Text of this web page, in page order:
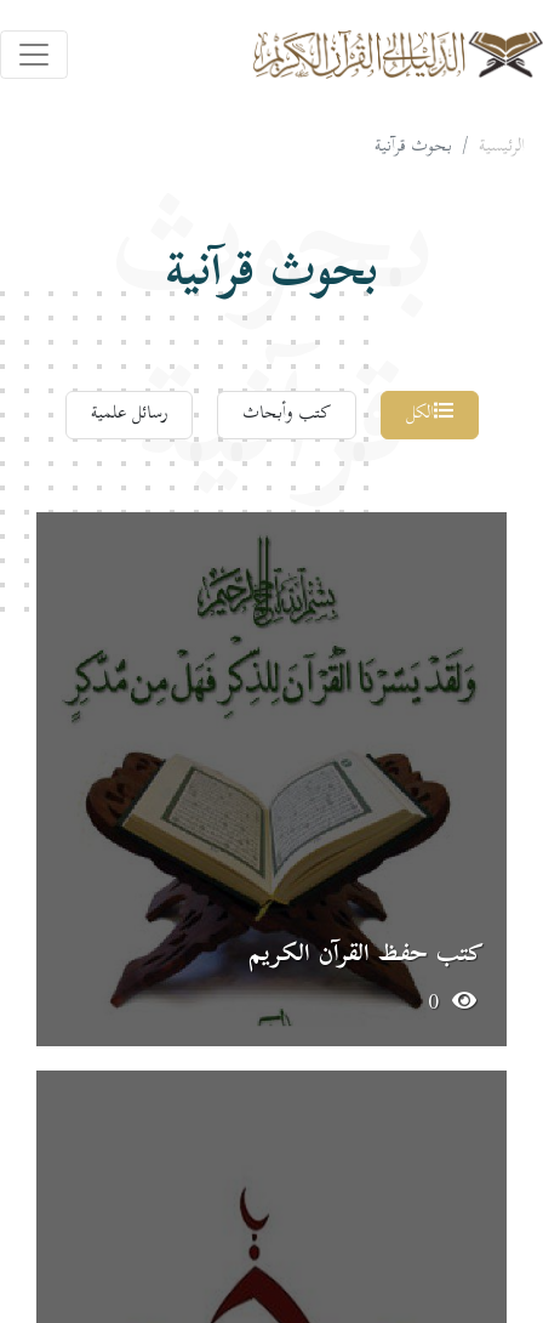
الرئيسية بحوث قرآنية
بحوث قرآنية
بحوث
قرآنيةالكل كتب وأبحاث رسائل علمية
كتب حفظ القرآن الكريم
0